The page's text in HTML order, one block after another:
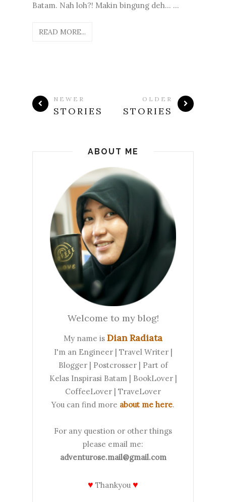
Batam. Nah loh?! Makin bingung deh... ...
READ MORE...
NEWER
STORIES
OLDER
STORIES
ABOUT ME
Welcome to my blog!
My name is Dian Radiata
I'm an Engineer | Travel Writer |
Blogger | Postcrosser | Part of
Kelas Inspirasi Batam | BookLover |
CoffeeLover | TraveLover
You can find more about me here.
For any question or other things
please email me:
adventurose.mail@gmail.com
♥ Thankyou ♥